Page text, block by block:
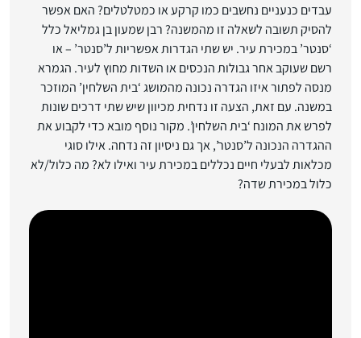
עבדים כנעניים נחשבים כמו קרקע או כמטלטלים? האם אפשר
להסיק תשובה לשאלה זו מהמשנה? רבן שמעון בן גמליאל כלל
‘סנטר’ במכירת עיר. יש שתי הגדרות אפשריות ל’סנטר’ – או
רשם שעוקב אחר גבולות הנכסים או השדות מחוץ לעיר. הגמרא
מנסה לפתור איזו הגדרה נכונה מהמושג ‘בית השלחין’ המוזכר
במשנה. עם זאת, הצעה זו נדחית מכיוון שיש שתי דרכים שונות
לפרש את המונח ‘בית השלחין’. מקור נוסף מובא כדי לקבוע את
ההגדרה הנכונה ל’סנטר’, אך גם ניסיון זה נדחה. אילו סוגי
מכלאות לבעלי חיים נכללים במכירת עיר ואילו לא? מה כלול/לא
כלול במכירת שדה?